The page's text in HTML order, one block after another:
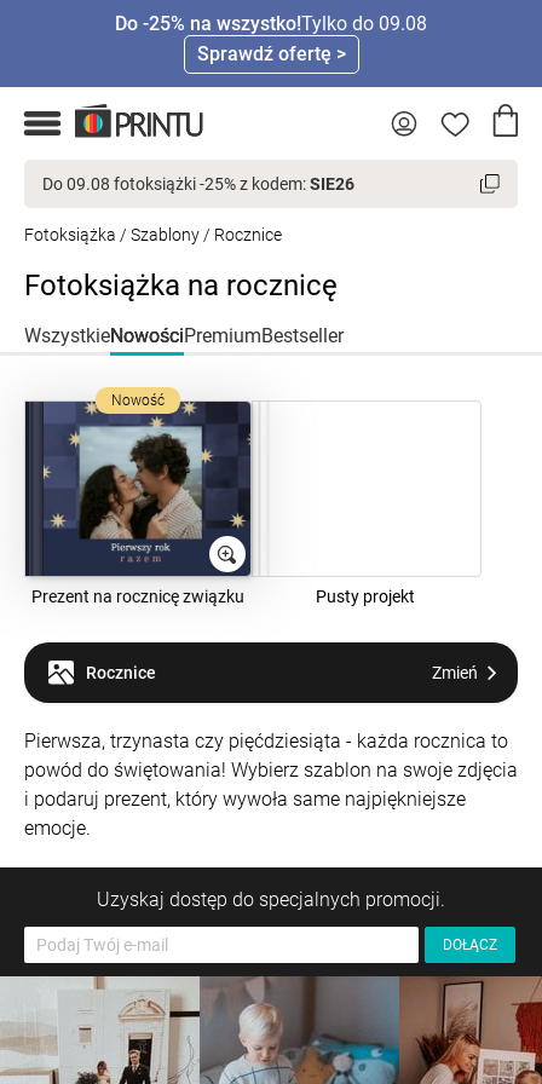
Do -25% na wszystko!Tylko do 09.08
Sprawdź ofertę >
Do 09.08 fotoksiążki -25% z kodem:SIE26
Fotoksiążka / Szablony / Rocznice
Fotoksiążka na rocznicę
WszystkieNowościPremiumBestseller
Nowość
Prezent na rocznicę związku Pusty projekt
Rocznice Zmień
Pierwsza, trzynasta czy pięćdziesiąta - każda rocznica to
powód do świętowania! Wybierz szablon na swoje zdjęcia
i podaruj prezent, który wywoła same najpiękniejsze
emocje.
Uzyskaj dostęp do specjalnych promocji.